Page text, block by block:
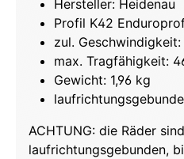
Hersteller: Heidenau
Profil K42
zul.
max. Tragfähigkeit:
Gewicht: 1,96 kg
ACHTUNG: die Räder sind
laufrichtungsgebunden,